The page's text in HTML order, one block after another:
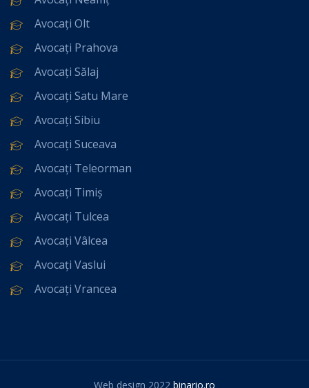
Avocați Olt
Avocați Prahova
Avocați Sălaj
Avocați Satu Mare
Avocați Sibiu
Avocați Suceava
Avocați Teleorman
Avocați Timiș
Avocați Tulcea
Avocați Vâlcea
Avocați Vaslui
Avocați Vrancea
Web design 2022 binario.ro